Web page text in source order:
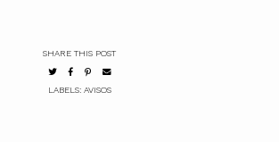
SHARE THIS POST
LABELS: AVISOS